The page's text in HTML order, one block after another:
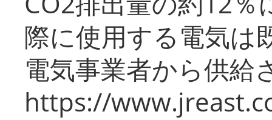
際に使用する電気は
電気事業者から供給
https://